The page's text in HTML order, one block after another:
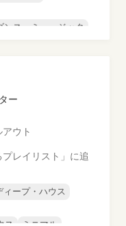
ンス・ミュージック
ー
アウト
レイリスト」に追
ィープ・ハウス